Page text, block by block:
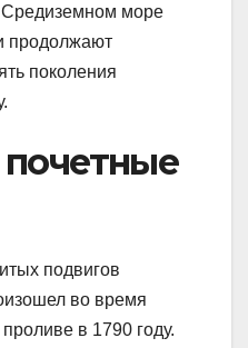
Средиземном море
продолжают
поколения
подвигов
во время
в 1790 году.